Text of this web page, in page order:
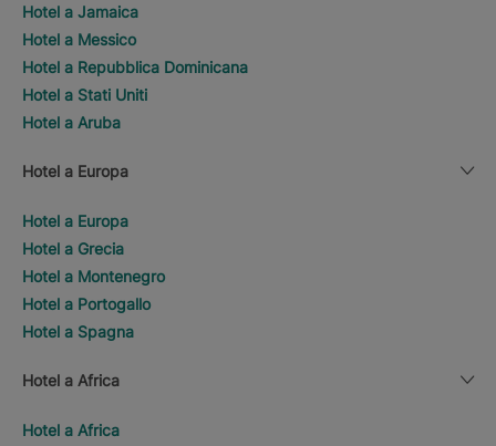
Hotel a Jamaica
Hotel a Messico
Hotel a Repubblica Dominicana
Hotel a Stati Uniti
Hotel a Aruba
Hotel a Europa
Hotel a Europa
Hotel a Grecia
Hotel a Montenegro
Hotel a Portogallo
Hotel a Spagna
Hotel a Africa
Hotel a Africa